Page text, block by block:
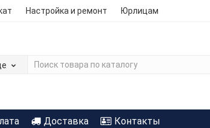
Настройка и ремонт Юрлицам
Доставка Контакты